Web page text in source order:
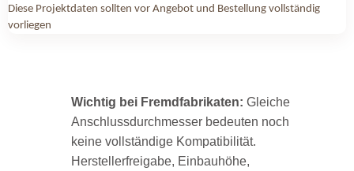
Diese Projektdaten sollten vor Angebot und Bestellung vollständig
vorliegen
Wichtig bei Fremdfabrikaten: Gleiche
Anschlussdurchmesser bedeuten noch
keine vollständige Kompatibilität.
Herstellerfreigabe, Einbauhöhe,